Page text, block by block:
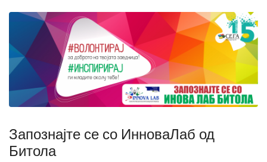
Запознајте се со ИнноваЛаб од
Битола